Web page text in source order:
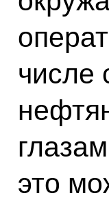
числе
это